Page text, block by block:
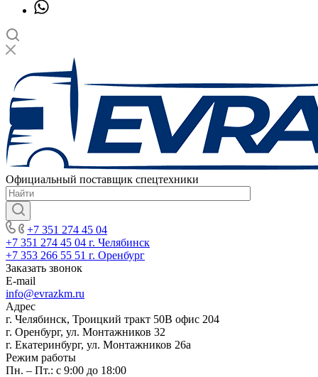
Официальный поставщик спецтехники
+7 351 274 45 04
+7 351 274 45 04 г. Челябинск
+7 353 266 55 51 г. Оренбург
Заказать звонок
E-mail
info@evrazkm.ru
Адрес
г. Челябинск, Троицкий тракт 50В офис 204
г. Оренбург, ул. Монтажников 32
г. Екатеринбург, ул. Монтажников 26а
Режим работы
Пн. – Пт.: с 9:00 до 18:00